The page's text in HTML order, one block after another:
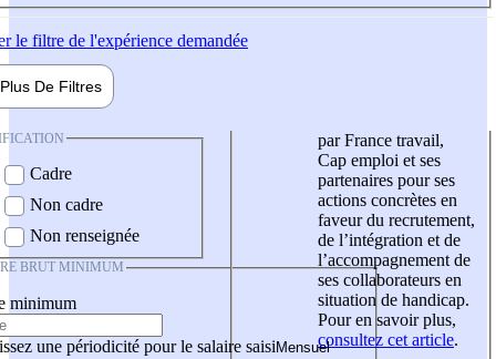
le filtre de l'expérience demandée
Plus De Filtres
Cadre
Non cadre
Non renseignée
BRUT MINIMUM
minimum
une périodicité pour le salaire saisi
par France travail,
Cap emploi et ses
partenaires pour ses
actions concrètes en
faveur du recrutement,
de l’intégration et de
l’accompagnement de
ses collaborateurs en
situation de handicap.
Pour en savoir plus,
consultez cet article.